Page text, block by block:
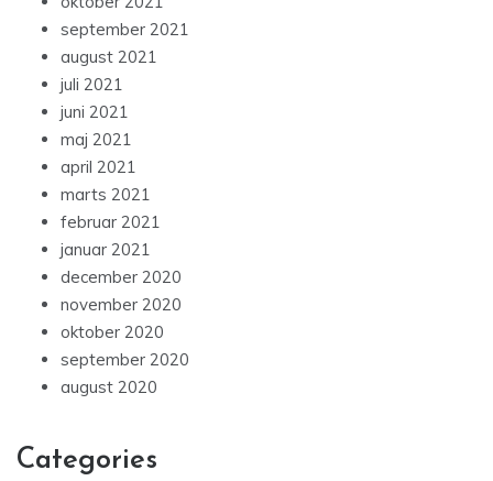
september 2021
august 2021
juli 2021
juni 2021
maj 2021
april 2021
marts 2021
februar 2021
januar 2021
december 2020
november 2020
oktober 2020
september 2020
august 2020
Categories